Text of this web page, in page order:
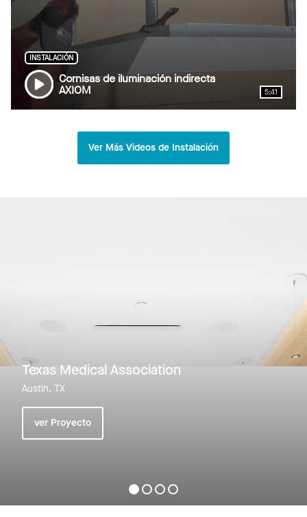
INSTALACIÓN
Cornisas de iluminación indirecta
AXIOM
5:41
Ver Más Videos de Instalación
Texas Medical Association
Austin, TX
ver Proyecto